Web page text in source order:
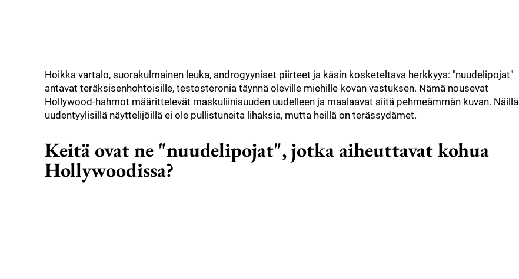
Hoikka vartalo, suorakulmainen leuka, androgyyniset piirteet ja käsin kosketeltava herkkyys: "nuudelipojat"
antavat teräksisenhohtoisille, testosteronia täynnä oleville miehille kovan vastuksen. Nämä nousevat
Hollywood-hahmot määrittelevät maskuliinisuuden uudelleen ja maalaavat siitä pehmeämmän kuvan. Näillä
uudentyylisillä näyttelijöillä ei ole pullistuneita lihaksia, mutta heillä on terässydämet.
Keitä ovat ne "nuudelipojat", jotka aiheuttavat kohua
Hollywoodissa?